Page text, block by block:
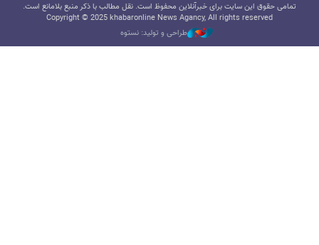
تمامی حقوق این سایت برای خبرآنلاین محفوظ است. نقل مطالب با ذکر منبع بلامانع است.
Copyright © 2025 khabaronline News Agancy, All rights reserved
طراحی و تولید: نستوه